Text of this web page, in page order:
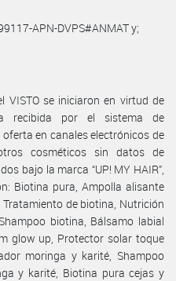
APN-DVPS#ANMAT y;
VISTO se iniciaron en virtud de
recibida por el sistema de
en canales electrónicos de
cosméticos sin datos de
bajo la marca “UP! MY HAIR”,
Biotina pura, Ampolla alisante
de biotina, Nutrición
biotina, Bálsamo labial
glow up, Protector solar toque
moringa y karité, Shampoo
y karité, Biotina pura cejas y